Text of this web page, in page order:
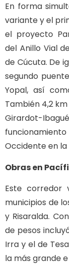
En forma
variante y el
el proyecto
del Anillo Vial
de Cúcuta. De
segundo
Yopal, así
También 4,2
Girardot-
Occidente en la
Obras en
Este corredor
municipios de
y Risaralda.
de pesos
Irra y el de
la más grande